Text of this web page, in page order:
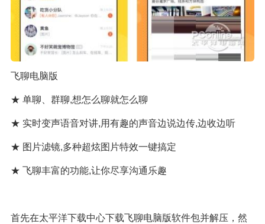
飞聊电脑版
★ 单聊、群聊,想怎么聊就怎么聊
★ 实时变声语音对讲,用有趣的声音边说边传,边收边听
★ 图片滤镜,多种超炫图片特效一键搞定
★ 飞聊丰富的功能,让你尽享沟通乐趣
首先在太平洋下载中心下载飞聊电脑版软件包并解压，然